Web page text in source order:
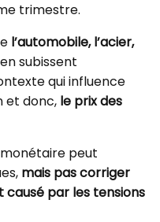
trimestre.
l’automobile, l’acier,
en subissent
qui influence
et donc, le prix des
peut
mais pas corriger
par les tensions